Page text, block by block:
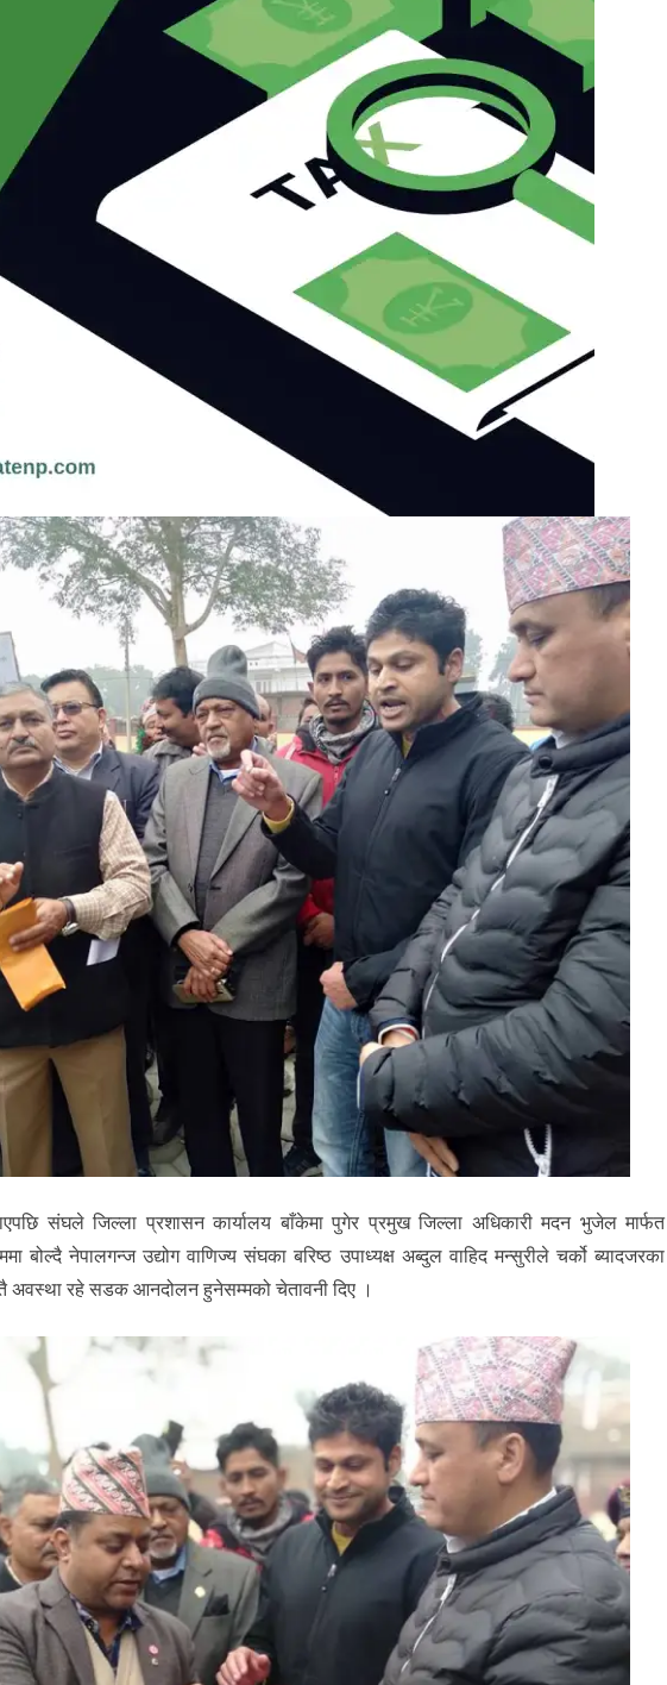
संघले जिल्ला प्रशासन कार्यालय बाँकेमा पुगेर प्रमुख जिल्ला अधिकारी मदन भुजेल मार्फत
बोल्दै नेपालगन्ज उद्योग वाणिज्य संघका बरिष्ठ उपाध्यक्ष अब्दुल वाहिद मन्सुरीले चर्को ब्यादजरका
अवस्था रहे सडक आनदोलन हुनेसम्मको चेतावनी दिए ।